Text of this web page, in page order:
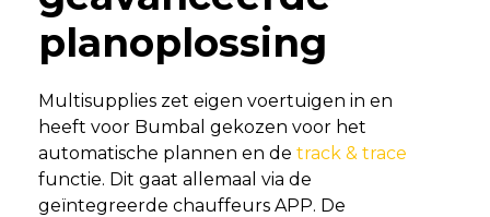
planoplossing
Multisupplies zet eigen voertuigen in en
heeft voor Bumbal gekozen voor het
automatische plannen en de track & trace
functie. Dit gaat allemaal via de
geïntegreerde chauffeurs APP. De